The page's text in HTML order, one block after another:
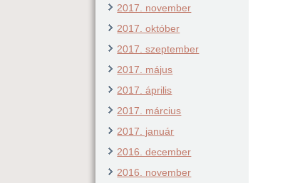
2017. november
2017. október
2017. szeptember
2017. május
2017. április
2017. március
2017. január
2016. december
2016. november